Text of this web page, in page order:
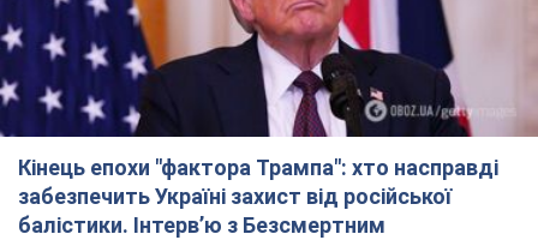
Кінець епохи "фактора Трампа": хто насправді
забезпечить Україні захист від російської
балістики. Інтерв’ю з Безсмертним